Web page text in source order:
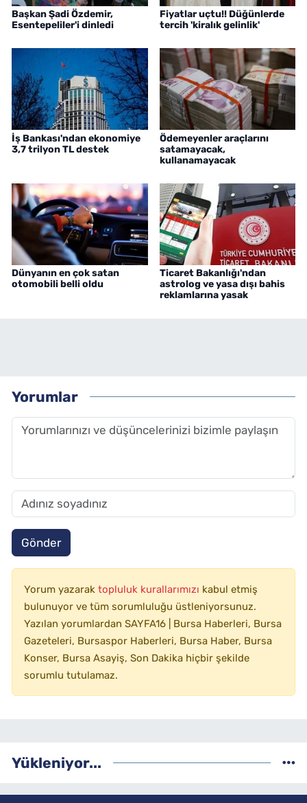
Başkan Şadi Özdemir,
Esentepeliler'i dinledi
Fiyatlar uçtu!! Düğünlerde
tercih 'kiralık gelinlik'
İş Bankası'ndan ekonomiye
3,7 trilyon TL destek
Ödemeyenler araçlarını
satamayacak,
kullanamayacak
Dünyanın en çok satan
otomobili belli oldu
Ticaret Bakanlığı'ndan
astrolog ve yasa dışı bahis
reklamlarına yasak
Yorumlar
Gönder
Yorum yazarak topluluk kurallarımızı kabul etmiş
bulunuyor ve tüm sorumluluğu üstleniyorsunuz.
Yazılan yorumlardan SAYFA16 | Bursa Haberleri, Bursa
Gazeteleri, Bursaspor Haberleri, Bursa Haber, Bursa
Konser, Bursa Asayiş, Son Dakika hiçbir şekilde
sorumlu tutulamaz.
Yükleniyor...